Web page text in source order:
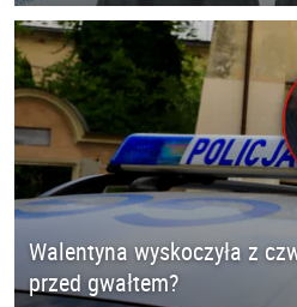
Walentyna wyskoczyła z
przed gwałtem?